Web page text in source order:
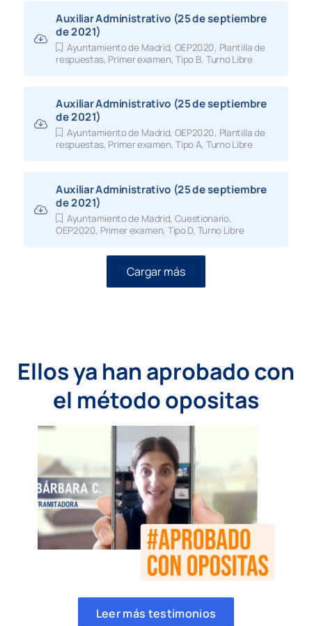
Auxiliar Administrativo (25 de septiembre
de 2021)
Ayuntamiento de Madrid, OEP2020, Plantilla de
respuestas, Primer examen,Tipo B,Turno Libre
Auxiliar Administrativo (25 de septiembre
de 2021)
Ayuntamiento de Madrid, OEP2020, Plantilla de
respuestas, Primer examen,Tipo A,Turno Libre
Auxiliar Administrativo (25 de septiembre
de 2021)
Ayuntamiento de Madrid, Cuestionario,
OEP2020, Primer examen, Tipo D, Turno Libre
Cargar más
Ellos ya han aprobado con
el método opositas
Leer más testimonios